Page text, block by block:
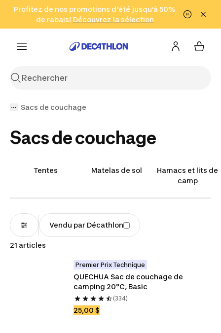
Aller à la recherche Aller au contenu Aller au pied de
Profitez de nos promotions d'été jusqu'à 50%
de rabais! Découvrez la sélection
Cliquez ici
en seulement 2 h!
(Zones sélectionnées)
Sacs de couchage
Sacs de couchage
Tentes Matelas de sol
Hamacs et lits de
camp
Vendu par Décathlon
21 articles
Premier Prix Technique
QUECHUA Sac de couchage de
camping 20°C, Basic
(334)
25,00 $